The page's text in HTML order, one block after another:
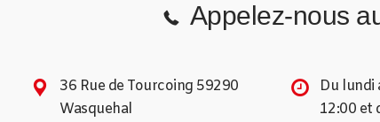
Appelez-nous
36 Rue de Tourcoing 59290
Wasquehal
Du lundi
12:00 et